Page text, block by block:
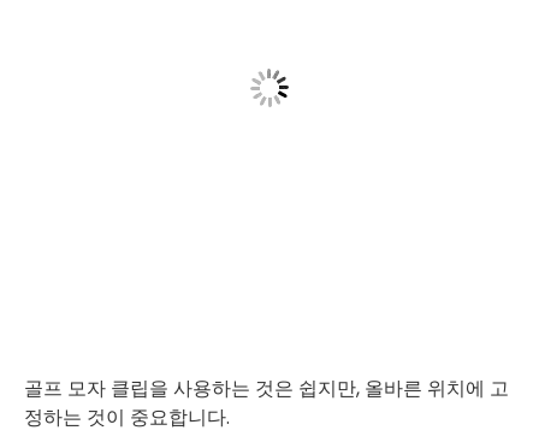
골프 모자 클립을 사용하는 것은 쉽지만, 올바른 위치에 고
정하는 것이 중요합니다.